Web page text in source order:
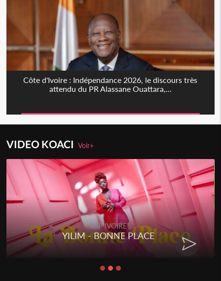
Côte d'Ivoire : Indépendance 2026, le discours très
attendu du PR Alassane Ouattara,...
VIDEO KOACIVoir+
RAP IVOIRE
RENARD BARAKISSA - DOS DE
CHAT